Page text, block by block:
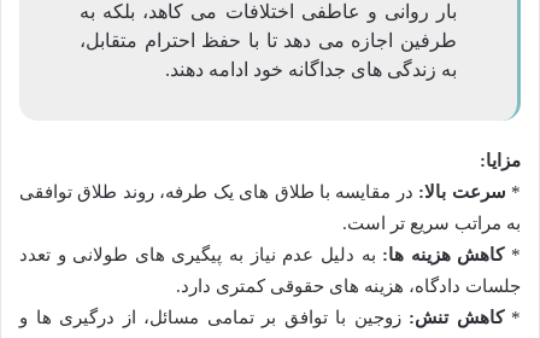
بار روانی و عاطفی اختلافات می کاهد، بلکه به
طرفین اجازه می دهد تا با حفظ احترام متقابل،
به زندگی های جداگانه خود ادامه دهند.
مزایا:
* سرعت بالا: در مقایسه با طلاق های یک طرفه، روند طلاق توافقی
به مراتب سریع تر است.
*کاهش هزینه ها: به دلیل عدم نیاز به پیگیری های طولانی و تعدد
جلسات دادگاه، هزینه های حقوقی کمتری دارد.
*کاهش تنش: زوجین با توافق بر تمامی مسائل، از درگیری ها و